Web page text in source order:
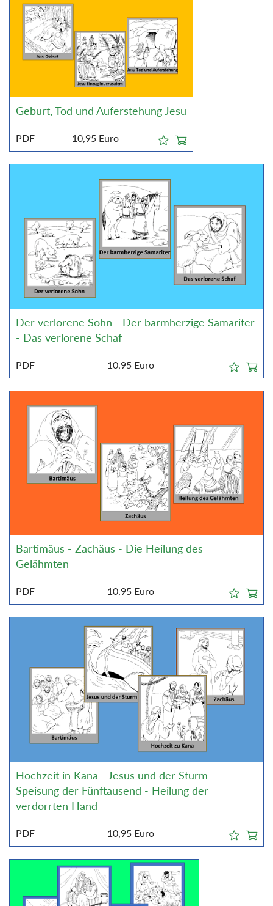
Geburt, Tod und Auferstehung Jesu
PDF 10,95 Euro
Der verlorene Sohn - Der barmherzige Samariter
- Das verlorene Schaf
PDF 10,95 Euro
Bartimäus - Zachäus - Die Heilung des
Gelähmten
PDF 10,95 Euro
Hochzeit in Kana - Jesus und der Sturm -
Speisung der Fünftausend - Heilung der
verdorrten Hand
PDF 10,95 Euro